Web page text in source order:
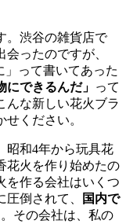
。渋谷の雑貨店で
会ったのですが、
」って書いてあった
にできるんだ」 って
んな新しい花火ブラ
ください。
昭和4年から玩具花
花火を作り始めたの
を作る会社はいくつ
倒されて、
国内で
その会社は、私の